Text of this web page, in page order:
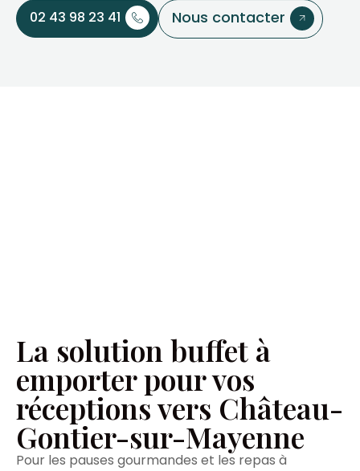
02 43 98 23 41
Nous contacter
La solution buffet à
emporter pour vos
réceptions vers Château-
Gontier-sur-Mayenne
Pour les pauses gourmandes et les repas à